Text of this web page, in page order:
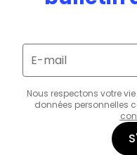
E-mail
Nous respectons votre
données personnelles